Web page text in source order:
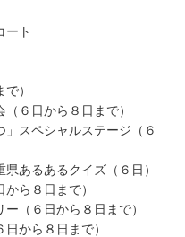
ト
）
６日から８日まで）
」スペシャルステージ（６
あるあるクイズ（６日）
ら８日まで）
（６日から８日まで）
から８日まで）